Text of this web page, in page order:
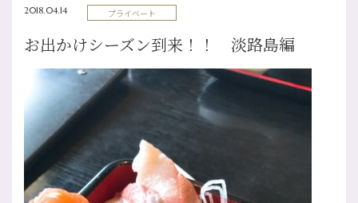
2018.04.14 プライベート
お出かけシーズン到来！！ 淡路島編